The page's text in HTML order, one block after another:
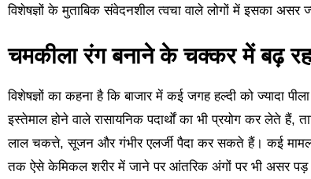
विशेषज्ञों के मुताबिक संवेदनशील त्वचा वाले लोगों में इसका असर
चमकीला रंग बनाने के चक्कर में बढ़
विशेषज्ञों का कहना है कि बाजार में कई जगह हल्दी को ज्यादा
इस्तेमाल होने वाले रासायनिक पदार्थों का भी प्रयोग कर लेते
लाल चकत्ते, सूजन और गंभीर एलर्जी पैदा कर सकते हैं। कई
तक ऐसे केमिकल शरीर में जाने पर आंतरिक अंगों पर भी असर